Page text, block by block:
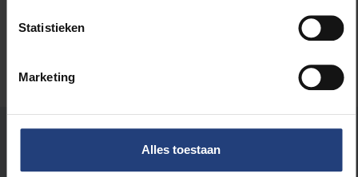
Statistieken
Marketing
Alles toestaan
Stond er een fout op deze pagina?
Laat het ons weten